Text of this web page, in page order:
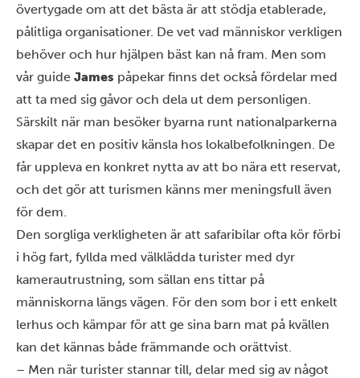
övertygade om att det bästa är att stödja etablerade,
pålitliga organisationer. De vet vad människor verkligen
behöver och hur hjälpen bäst kan nå fram. Men som
vår guide James påpekar finns det också fördelar med
att ta med sig gåvor och dela ut dem personligen.
Särskilt när man besöker byarna runt nationalparkerna
skapar det en positiv känsla hos lokalbefolkningen. De
får uppleva en konkret nytta av att bo nära ett reservat,
och det gör att turismen känns mer meningsfull även
för dem.
Den sorgliga verkligheten är att safaribilar ofta kör förbi
i hög fart, fyllda med välklädda turister med dyr
kamerautrustning, som sällan ens tittar på
människorna längs vägen. För den som bor i ett enkelt
lerhus och kämpar för att ge sina barn mat på kvällen
kan det kännas både främmande och orättvist.
– Men när turister stannar till, delar med sig av något